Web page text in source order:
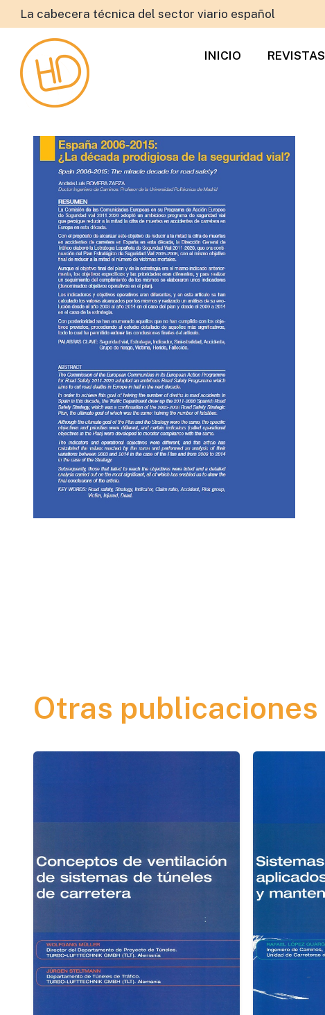
La cabecera técnica del sector viario español
INICIO REVISTAS
Otras publicaciones